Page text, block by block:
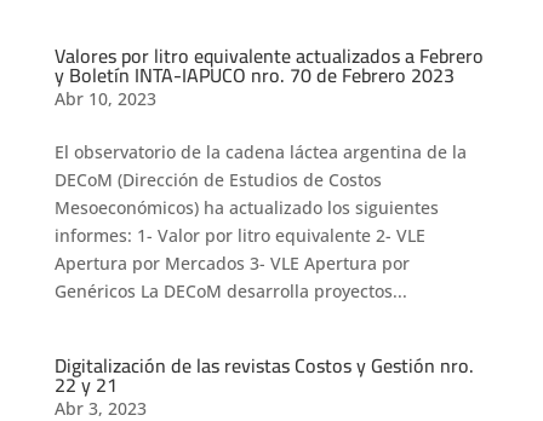
Valores por litro equivalente actualizados a Febrero
y Boletín INTA-IAPUCO nro. 70 de Febrero 2023
Abr 10, 2023
El observatorio de la cadena láctea argentina de la
DECoM (Dirección de Estudios de Costos
Mesoeconómicos) ha actualizado los siguientes
informes: 1- Valor por litro equivalente 2- VLE
Apertura por Mercados 3- VLE Apertura por
Genéricos La DECoM desarrolla proyectos...
Digitalización de las revistas Costos y Gestión nro.
22 y 21
Abr 3, 2023